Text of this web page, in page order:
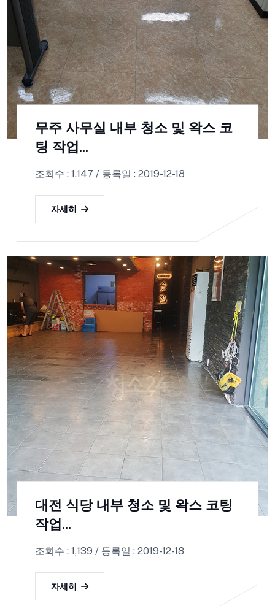
무주 사무실 내부 청소 및 왁스 코
팅 작업...
조회수 : 1,147 / 등록일 : 2019-12-18
자세히
대전 식당 내부 청소 및 왁스 코팅
작업...
조회수 : 1,139 / 등록일 : 2019-12-18
자세히